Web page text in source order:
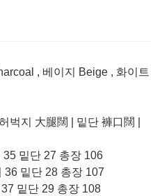
, 베이지 Beige , 화이트
벅지 大腿闊 | 밑단 褲口闊 |
35 밑단 27 총장 106
36 밑단 28 총장 107
밑단 29 총장 108